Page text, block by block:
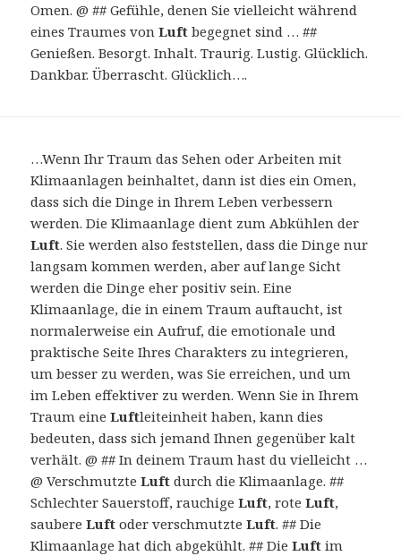
Omen. @ ## Gefühle, denen Sie vielleicht während
eines Traumes vonLuft begegnet sind … ##
Genießen. Besorgt. Inhalt. Traurig. Lustig. Glücklich.
Dankbar. Überrascht. Glücklich….
…Wenn Ihr Traum das Sehen oder Arbeiten mit
Klimaanlagen beinhaltet, dann ist dies ein Omen,
dass sich die Dinge in Ihrem Leben verbessern
werden. Die Klimaanlage dient zum Abkühlen der
Luft. Sie werden also feststellen, dass die Dinge nur
langsam kommen werden, aber auf lange Sicht
werden die Dinge eher positiv sein. Eine
Klimaanlage, die in einem Traum auftaucht, ist
normalerweise ein Aufruf, die emotionale und
praktische Seite Ihres Charakters zu integrieren,
um besser zu werden, was Sie erreichen, und um
im Leben effektiver zu werden. Wenn Sie in Ihrem
Traum eineLuftleiteinheit haben, kann dies
bedeuten, dass sich jemand Ihnen gegenüber kalt
verhält. @ ## In deinem Traum hast du vielleicht …
@ VerschmutzteLuft durch die Klimaanlage. ##
Schlechter Sauerstoff, rauchigeLuft, roteLuft,
saubereLuft oder verschmutzteLuft. ## Die
Klimaanlage hat dich abgekühlt. ## DieLuft im